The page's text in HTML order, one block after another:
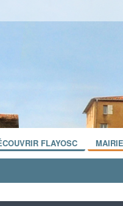
FLAYOSC MAIRIE